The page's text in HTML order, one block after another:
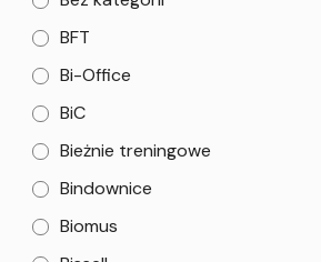
BFT
Bi-Office
BiC
Bieżnie treningowe
Bindownice
Biomus